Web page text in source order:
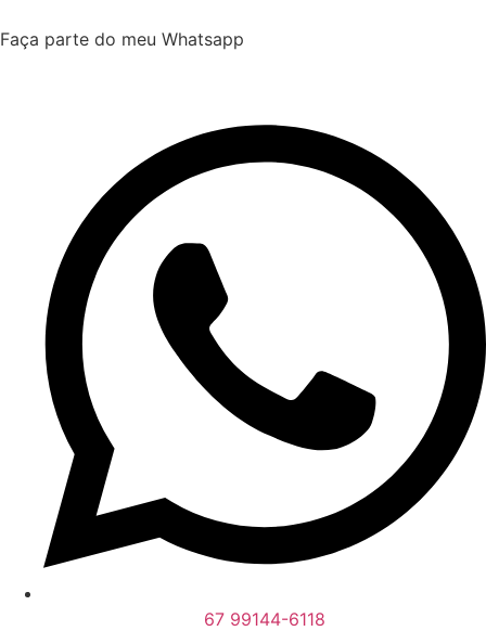
Faça parte do meu Whatsapp
67 99144-6118